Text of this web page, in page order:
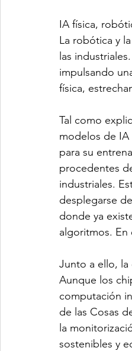
IA física,
La robótica y
las
impulsando
física,
Tal como
modelos de
para su
procedentes
industriales.
desplegarse
donde ya
algoritmos. En
Junto a ello,
Aunque los
computación
de las Cosas
la
sostenibles y